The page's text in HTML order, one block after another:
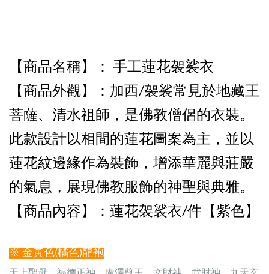
【商品名稱】： 手工蓮花袈裟衣
【商品外觀】：加西/袈裟常見於地藏王
菩薩、清水祖師，是佛教僧侶的衣裝。
此款設計以相間的蓮花圖案為主，並以
蓮花紋邊緣作為裝飾，增添華麗與莊嚴
的氣息，展現佛教服飾的神聖與典雅。
【商品內容 】： 蓮花袈裟衣/件 【紫色】
※ 金黃色(橘色)龍袍